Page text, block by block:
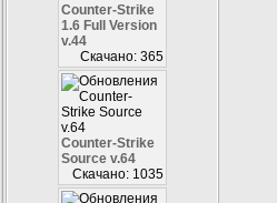
Counter-Strike
1.6 Full Version
v.44
Скачано: 365
Counter-Strike
Source v.64
Скачано: 1035